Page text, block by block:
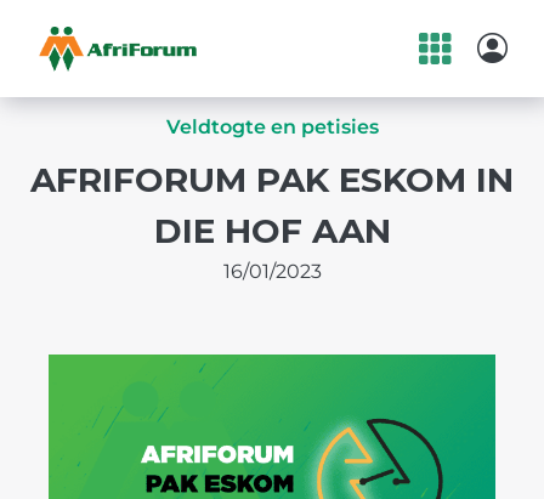
Veldtogte en petisies
AFRIFORUM PAK ESKOM IN
DIE HOF AAN
16/01/2023